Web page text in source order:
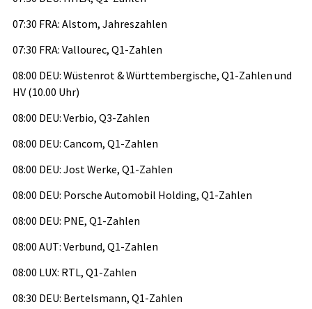
07:30 FRA: Alstom, Jahreszahlen
07:30 FRA: Vallourec, Q1-Zahlen
08:00 DEU: Wüstenrot & Württembergische, Q1-Zahlen und
HV (10.00 Uhr)
08:00 DEU: Verbio, Q3-Zahlen
08:00 DEU: Cancom, Q1-Zahlen
08:00 DEU: Jost Werke, Q1-Zahlen
08:00 DEU: Porsche Automobil Holding, Q1-Zahlen
08:00 DEU: PNE, Q1-Zahlen
08:00 AUT: Verbund, Q1-Zahlen
08:00 LUX: RTL, Q1-Zahlen
08:30 DEU: Bertelsmann, Q1-Zahlen